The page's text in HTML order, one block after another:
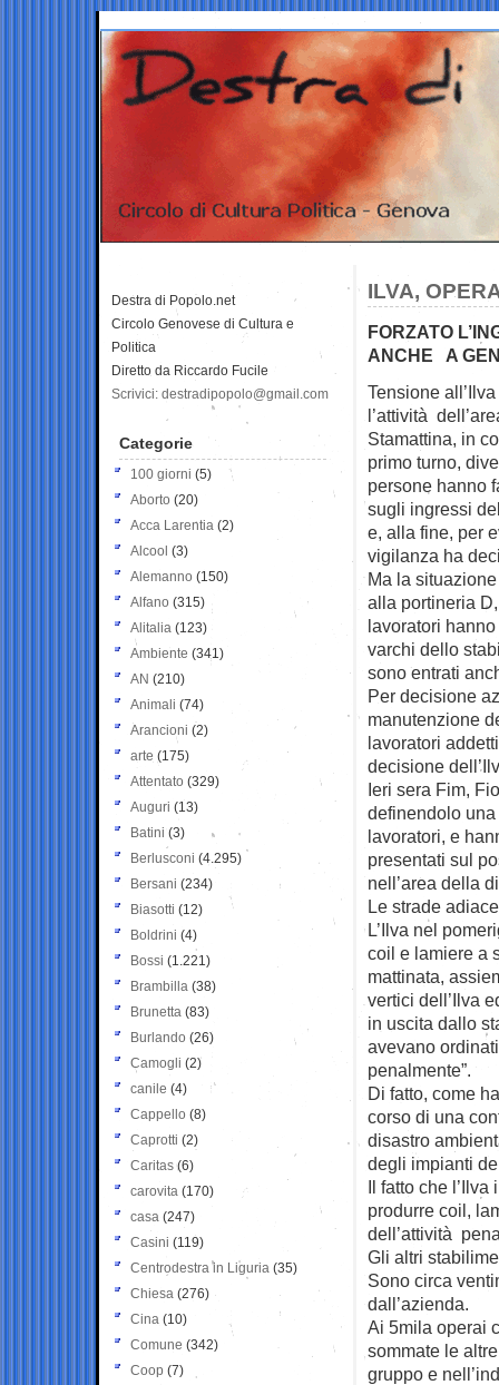
ILVA,
FORZATO
ANCHE A
Tensione
l’attività
Stamattina, in
primo turno,
persone hanno
sugli ingressi
e, alla fine, per
vigilanza ha
Ma la
alla portineria
lavoratori
varchi dello
sono entrati
Per decisione
manutenzione
lavoratori
decisione
Ieri sera Fim,
definendolo una
lavoratori, e
presentati sul
nell’area della
Le strade
L’Ilva nel
coil e lamiere a
mattinata,
vertici dell’Ilva
in uscita dallo
avevano
penalmente”.
Di fatto, come
corso di una
disastro
degli impianti
Il fatto che
produrre coil,
dell’attività
Gli altri
Sono circa
dall’azienda.
Ai 5mila operai
sommate le
gruppo e
Destra di Popolo.net
Circolo Genovese di Cultura e
Politica
Diretto da Riccardo Fucile
Scrivici: destradipopolo@gmail.com
Categorie
100 giorni (5)
Aborto (20)
Acca Larentia (2)
Alcool (3)
Alemanno (150)
Alfano (315)
Alitalia (123)
Ambiente (341)
AN (210)
Animali (74)
Arancioni (2)
arte (175)
Attentato (329)
Auguri (13)
Batini (3)
Berlusconi (4.295)
Bersani (234)
Biasotti (12)
Boldrini (4)
Bossi (1.221)
Brambilla (38)
Brunetta (83)
Burlando (26)
Camogli (2)
canile (4)
Cappello (8)
Caprotti (2)
Caritas (6)
carovita (170)
casa (247)
Casini (119)
Centrodestra in Liguria (35)
Chiesa (276)
Cina (10)
Comune (342)
Coop (7)